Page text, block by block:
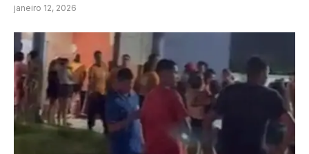
janeiro 12, 2026